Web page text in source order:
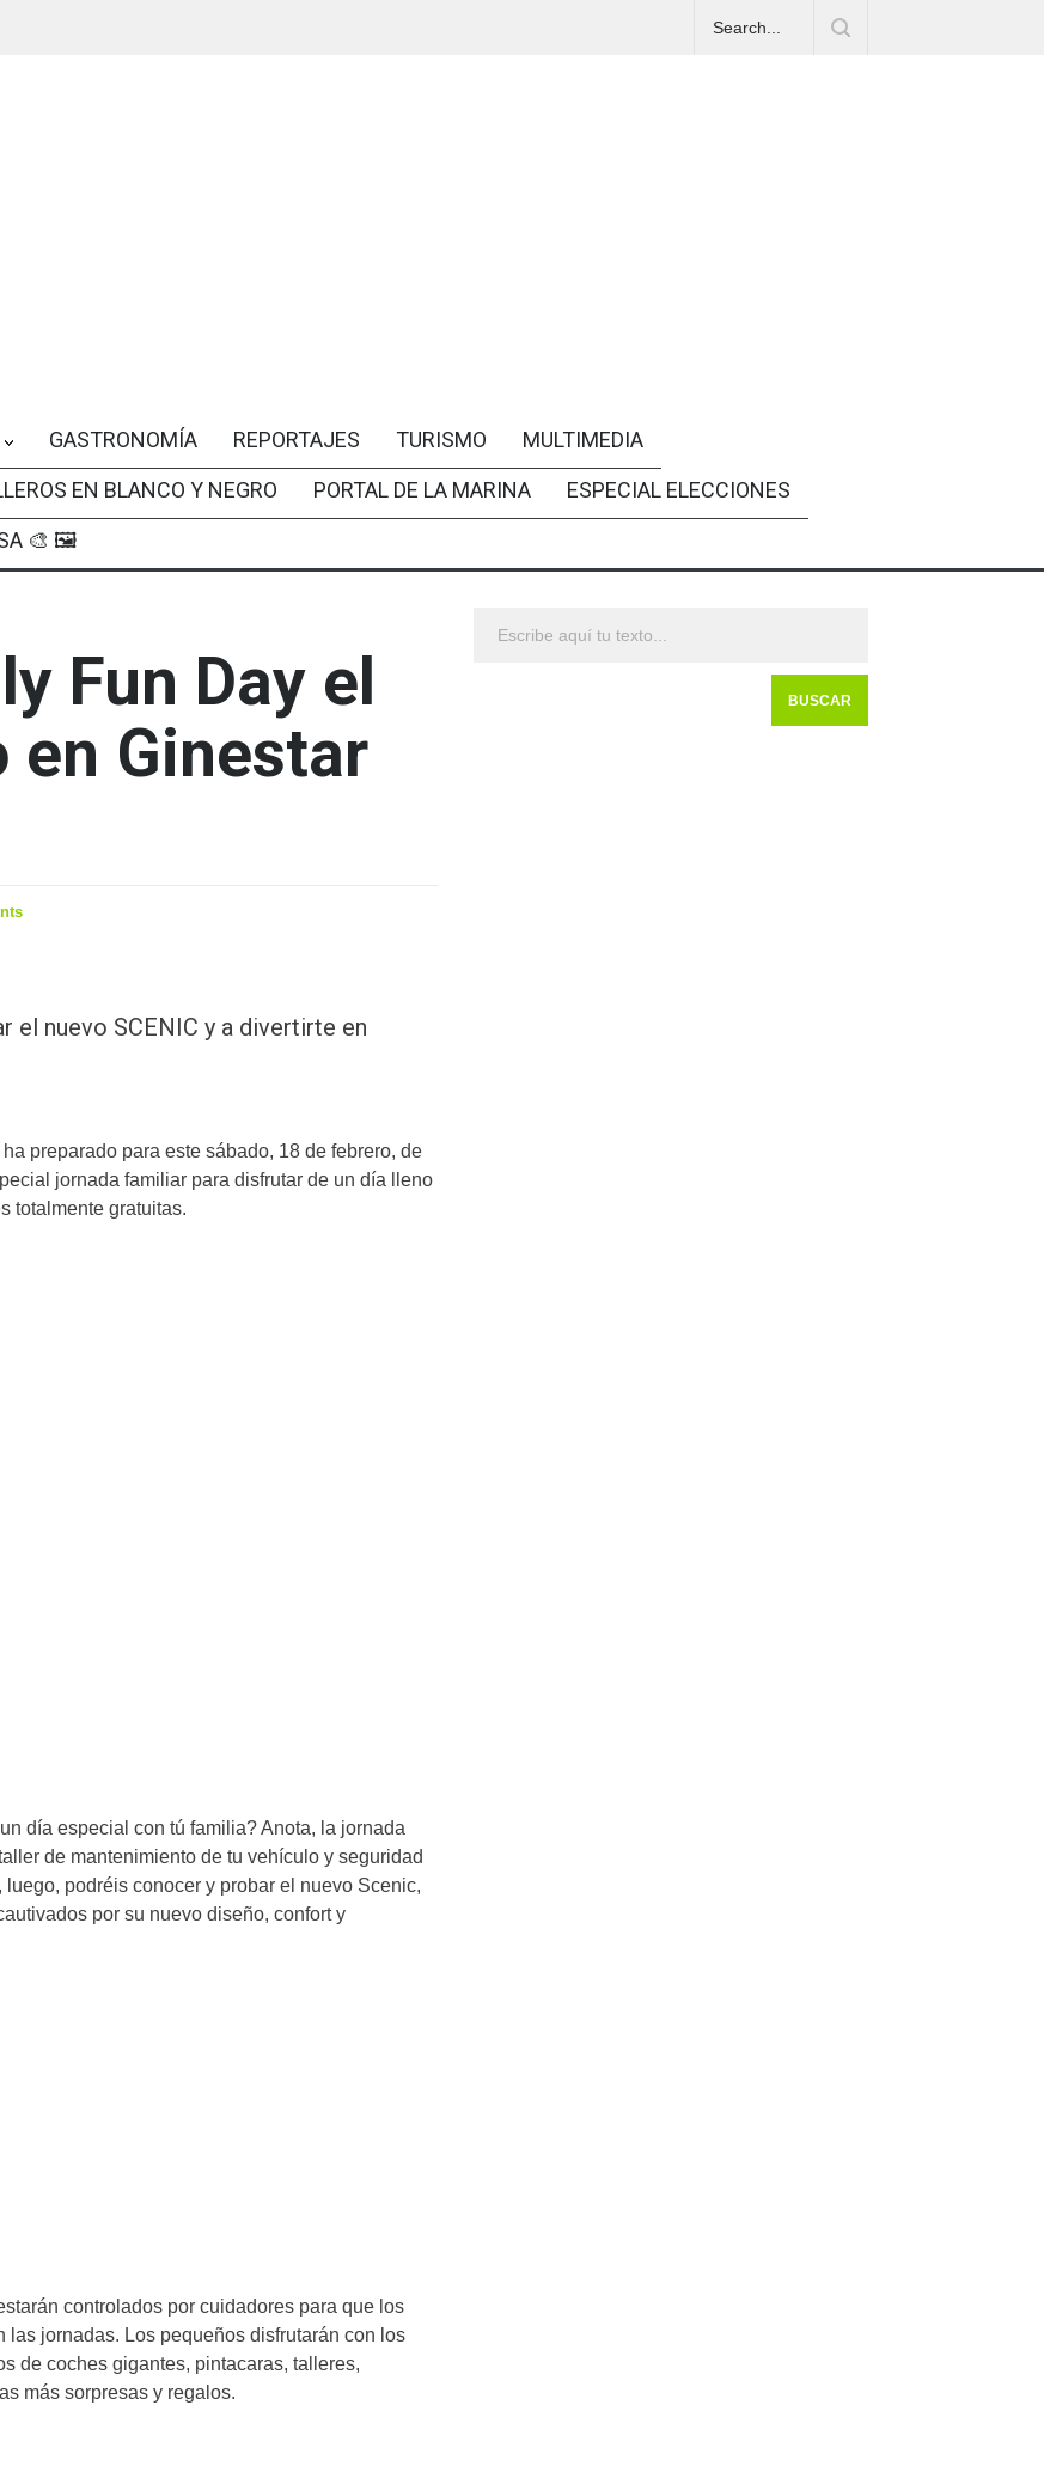
GASTRONOMÍA REPORTAJES TURISMO
MULTIMEDIA
EN BLANCO Y NEGRO PORTAL DE LA MARINA
ESPECIAL ELECCIONES
🎨 🖼
Fun Day el
en Ginestar
el nuevo SCENIC y a divertirte en
ha preparado para este sábado, 18 de febrero, de
jornada familiar para disfrutar de un día lleno
totalmente gratuitas.
día especial con tú familia? Anota, la jornada
de mantenimiento de tu vehículo y seguridad
luego, podréis conocer y probar el nuevo Scenic,
por su nuevo diseño, confort y
controlados por cuidadores para que los
las jornadas. Los pequeños disfrutarán con los
de coches gigantes, pintacaras, talleres,
más sorpresas y regalos.